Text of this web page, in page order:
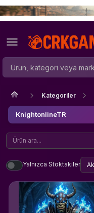
Kategoriler
KnightonlineTR
Yalnızca Stoktakiler